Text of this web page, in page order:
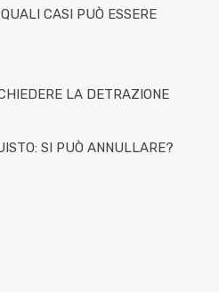
CASI PUÒ ESSERE
LA DETRAZIONE
SI PUÒ ANNULLARE?